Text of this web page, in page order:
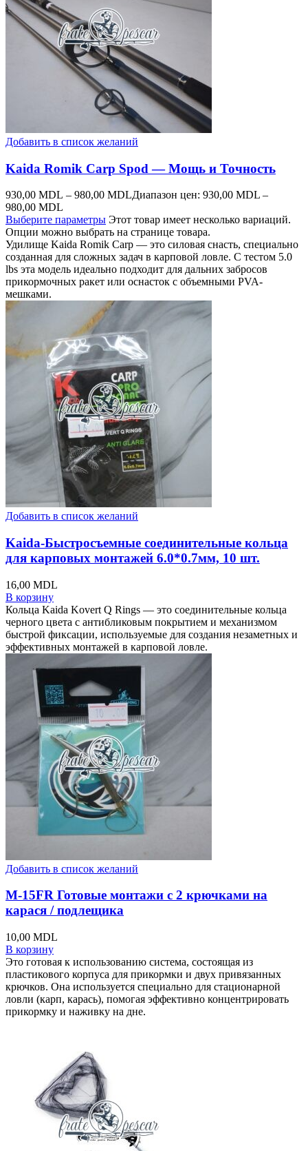
Добавить в список желаний
Kaida Romik Carp Spod — Мощь и Точность
930,00 MDL – 980,00 MDLДиапазон цен: 930,00 MDL –
980,00 MDL
Выберите параметры Этот товар имеет несколько вариаций.
Опции можно выбрать на странице товара.
Удилище Kaida Romik Carp — это силовая снасть, специально
созданная для сложных задач в карповой ловле. С тестом 5.0
lbs эта модель идеально подходит для дальних забросов
прикормочных ракет или оснасток с объемными PVA-
мешками.
Добавить в список желаний
Kaida-Быстросъемные соединительные кольца
для карповых монтажей 6.0*0.7мм, 10 шт.
16,00 MDL
В корзину
Кольца Kaida Kovert Q Rings — это соединительные кольца
черного цвета с антибликовым покрытием и механизмом
быстрой фиксации, используемые для создания незаметных и
эффективных монтажей в карповой ловле.
Добавить в список желаний
M-15FR Готовые монтажи с 2 крючками на
карася / подлещика
10,00 MDL
В корзину
Это готовая к использованию система, состоящая из
пластикового корпуса для прикормки и двух привязанных
крючков. Она используется специально для стационарной
ловли (карп, карась), помогая эффективно концентрировать
прикормку и наживку на дне.